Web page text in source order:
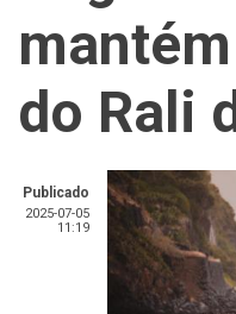
do Rali
Publicado
2025-07-05
11:19